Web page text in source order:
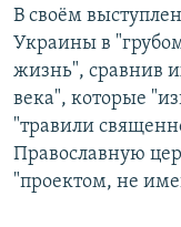
В своём
Украины в
жизнь", сравнив
века", которые
"травили
Православную
"проектом, не